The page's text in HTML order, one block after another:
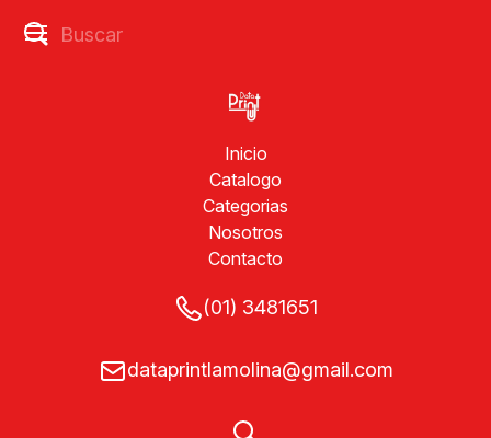
Inicio
Catalogo
Categorias
Nosotros
Contacto
(01) 3481651
dataprintlamolina@gmail.com